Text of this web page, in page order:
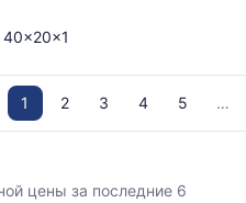
40x20x1
1 2 3 4 5
цены за последние 6